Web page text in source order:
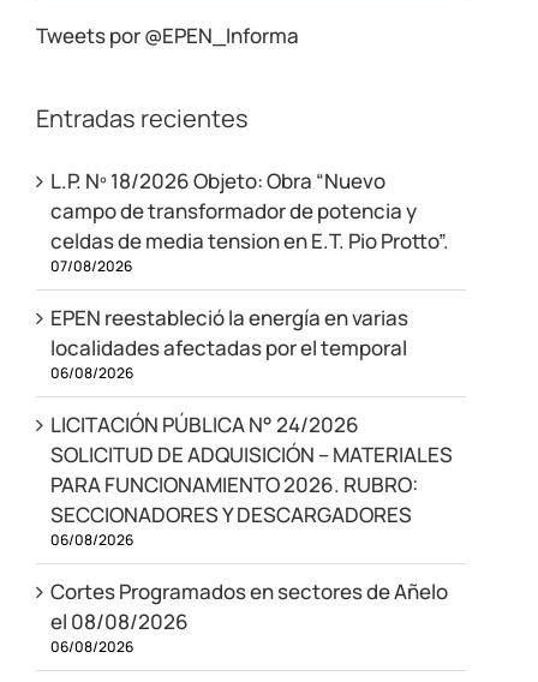
Tweets por @EPEN_Informa
Entradas recientes
L.P. Nº 18/2026 Objeto: Obra “Nuevo
campo de transformador de potencia y
celdas de media tension en E.T. Pio Protto”.
07/08/2026
EPEN reestableció la energía en varias
localidades afectadas por el temporal
06/08/2026
LICITACIÓN PÚBLICA N° 24/2026
SOLICITUD DE ADQUISICIÓN – MATERIALES
PARA FUNCIONAMIENTO 2026. RUBRO:
SECCIONADORES Y DESCARGADORES
06/08/2026
Cortes Programados en sectores de Añelo
el 08/08/2026
06/08/2026